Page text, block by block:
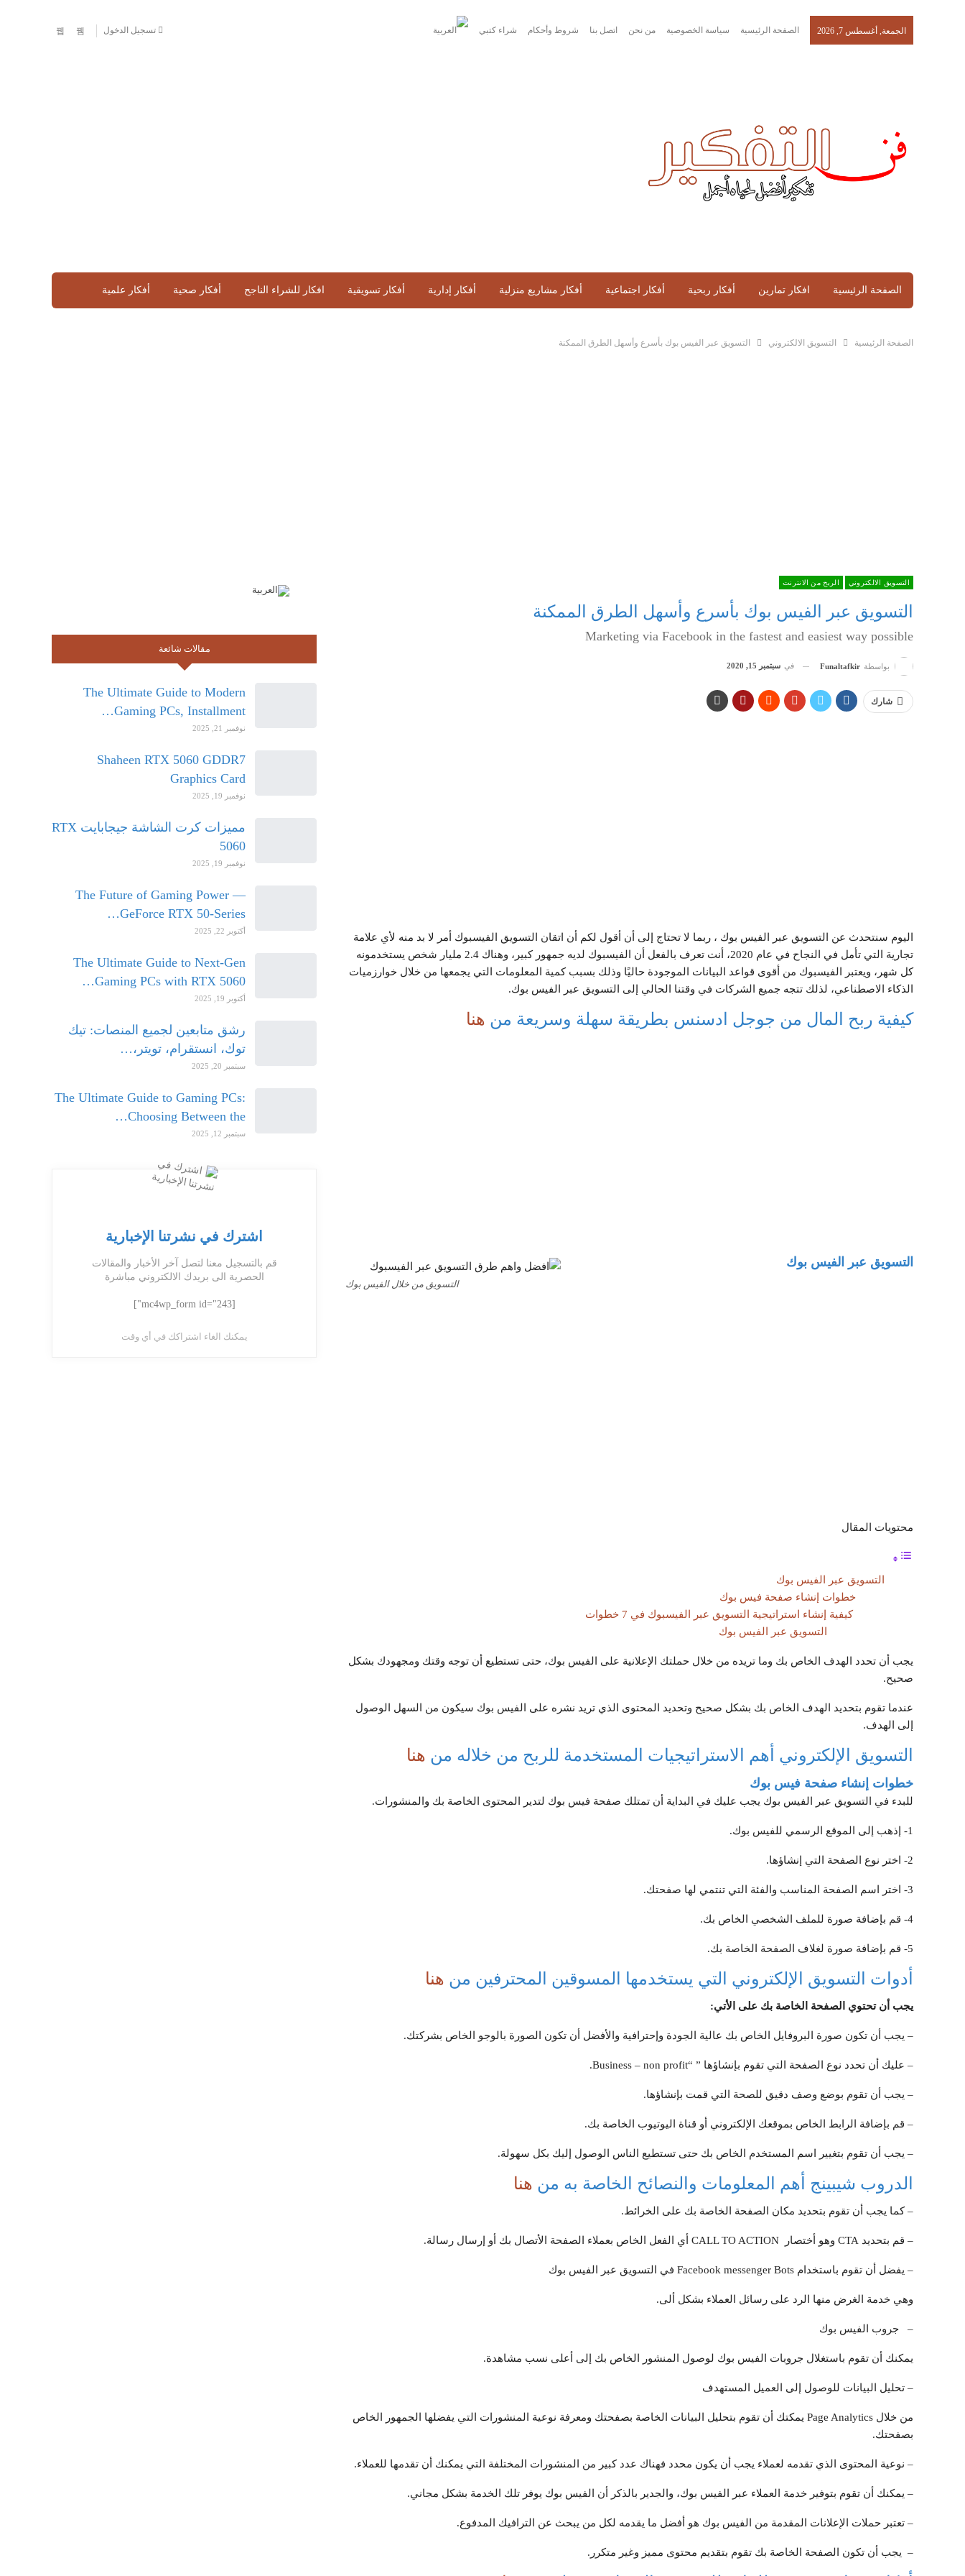
تسجيل الدخول الجمعة, أغسطس 7, 2026 الصفحة الرئيسية سياسة الخصوصية من نحن اتصل بنا شروط وأحكام شراء كتبي
الصفحة الرئيسية افكار تمارين أفكار ربحية أفكار اجتماعية أفكار مشاريع منزلية أفكار إدارية أفكار تسويقية افكار للشراء الناجح أفكار صحية أفكار علمية
الصفحة الرئيسية التسويق الالكتروني التسويق عبر الفيس بوك بأسرع وأسهل الطرق الممكنة
التسويق الالكتروني الربح من الانترنت
التسويق عبر الفيس بوك بأسرع وأسهل الطرق الممكنة
Marketing via Facebook in the fastest and easiest way possible
بواسطة Funaltafkir في سبتمبر 15, 2020
شارك
اليوم سنتحدث عن التسويق عبر الفيس بوك ، ربما لا تحتاج إلى أن أقول لكم أن اتقان التسويق الفيسبوك أمر لا بد منه لأي علامة
تجارية التي تأمل في النجاح في عام 2020، أنت تعرف بالفعل أن الفيسبوك لديه جمهور كبير، وهناك 2.4 مليار شخص يستخدمونه
كل شهر، ويعتبر الفيسبوك من أقوى قواعد البيانات الموجودة حاليًا وذلك بسبب كمية المعلومات التي يجمعها من خلال خوارزميات
الذكاء الاصطناعي، لذلك تتجه جميع الشركات في وقتنا الحالي إلى التسويق عبر الفيس بوك.
كيفية ربح المال من جوجل ادسنس بطريقة سهلة وسريعة من هنا
التسويق من خلال الفيس بوك
التسويق عبر الفيس بوك
محتويات المقال
التسويق عبر الفيس بوك
خطوات إنشاء صفحة فيس بوك
كيفية إنشاء استراتيجية التسويق عبر الفيسبوك في 7 خطوات
التسويق عبر الفيس بوك
يجب أن تحدد الهدف الخاص بك وما تريده من خلال حملتك الإعلانية على الفيس بوك، حتى تستطيع أن توجه وقتك ومجهودك بشكل
صحيح.
عندما تقوم بتحديد الهدف الخاص بك بشكل صحيح وتحديد المحتوى الذي تريد نشره على الفيس بوك سيكون من السهل الوصول
إلى الهدف.
التسويق الإلكتروني أهم الاستراتيجيات المستخدمة للربح من خلاله من هنا
خطوات إنشاء صفحة فيس بوك
للبدء في التسويق عبر الفيس بوك يجب عليك في البداية أن تمتلك صفحة فيس بوك لتدير المحتوى الخاصة بك والمنشورات.
1- إذهب إلى الموقع الرسمي للفيس بوك.
2- اختر نوع الصفحة التي إنشاؤها.
3- اختر اسم الصفحة المناسب والفئة التي تنتمي لها صفحتك.
4- قم بإضافة صورة للملف الشخصي الخاص بك.
5- قم بإضافة صورة لغلاف الصفحة الخاصة بك.
أدوات التسويق الإلكتروني التي يستخدمها المسوقين المحترفين من هنا
يجب أن تحتوي الصفحة الخاصة بك على الأتي:
– يجب أن تكون صورة البروفايل الخاص بك عالية الجودة وإحترافية والأفضل أن تكون الصورة بالوجو الخاص بشركتك.
– عليك أن تحدد نوع الصفحة التي تقوم بإنشاؤها ” “Business – non profit.
– يجب أن تقوم بوضع وصف دقيق للصحة التي قمت بإنشاؤها.
– قم بإضافة الرابط الخاص بموقعك الإلكتروني أو قناة اليوتيوب الخاصة بك.
– يجب أن تقوم بتغيير اسم المستخدم الخاص بك حتى تستطيع الناس الوصول إليك بكل سهولة.
الدروب شيبينج أهم المعلومات والنصائح الخاصة به من هنا
– كما يجب أن تقوم بتحديد مكان الصفحة الخاصة بك على الخرائط.
– قم بتحديد CTA وهو أختصار CALL TO ACTION أي الفعل الخاص بعملاء الصفحة الأتصال بك أو إرسال رسالة.
– يفضل أن تقوم باستخدام Facebook messenger Bots في التسويق عبر الفيس بوك
وهي خدمة الغرض منها الرد على رسائل العملاء بشكل ألى.
– جروب الفيس بوك
يمكنك أن تقوم باستغلال جروبات الفيس بوك لوصول المنشور الخاص بك إلى أعلى نسب مشاهدة.
– تحليل البيانات للوصول إلى العميل المستهدف
من خلال Page Analytics يمكتك أن تقوم بتحليل البيانات الخاصة بصفحتك ومعرفة نوعية المنشورات التي يفضلها الجمهور الخاص
بصفحتك.
– نوعية المحتوى الذي تقدمه لعملاء يجب أن يكون محدد فهناك عدد كبير من المنشورات المختلفة التي يمكنك أن تقدمها للعملاء.
– يمكنك أن تقوم بتوفير خدمة العملاء عبر الفيس بوك، والجدير بالذكر أن الفيس بوك يوفر تلك الخدمة بشكل مجاني.
– تعتبر حملات الإعلانات المقدمة من الفيس بوك هو أفضل ما يقدمه لكل من يبحث عن الترافيك المدفوع.
– يجب أن تكون الصفحة الخاصة بك تقوم بتقديم محتوى مميز وغير متكرر.
مقالات شائعة
The Ultimate Guide to Modern
Gaming PCs, Installment…
نوفمبر 21, 2025
Shaheen RTX 5060 GDDR7
Graphics Card
نوفمبر 19, 2025
مميزات كرت الشاشة جيجابايت RTX
5060
نوفمبر 19, 2025
The Future of Gaming Power —
GeForce RTX 50-Series…
أكتوبر 22, 2025
The Ultimate Guide to Next-Gen
Gaming PCs with RTX 5060…
أكتوبر 19, 2025
رشق متابعين لجميع المنصات: تيك
توك، انستقرام، تويتر،…
سبتمبر 20, 2025
The Ultimate Guide to Gaming PCs:
Choosing Between the…
سبتمبر 12, 2025
اشترك في نشرتنا الإخبارية
قم بالتسجيل معنا لتصل آخر الأخبار والمقالات
الحصرية الى بريدك الالكتروني مباشرة
[mc4wp_form id="243"]
يمكنك الغاء اشتراكك في أي وقت